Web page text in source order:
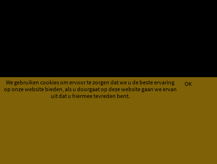
We gebruiken cookies om ervoor te zorgen dat we u de beste ervaring
op onze website bieden, als u doorgaat op deze website gaan we ervan
uit dat u hiermee tevreden bent.
OK